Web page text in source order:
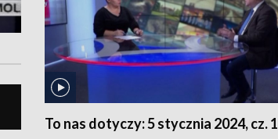
To nas dotyczy: 5 stycznia 2024, cz. 1